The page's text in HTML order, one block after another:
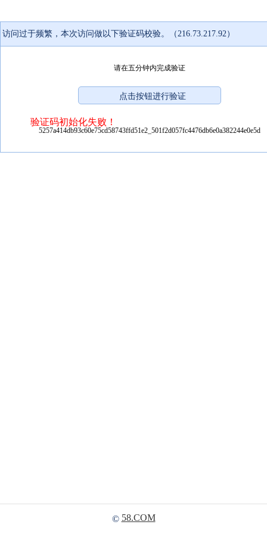
访问过于频繁，本次访问做以下验证码校验。（216.73.217.92）
请在五分钟内完成验证
验证码初始化失败！
5257a414db93c60e75cd58743ffd51e2_501f2d057fc4476db6e0a382244e0e5d
© 58.COM